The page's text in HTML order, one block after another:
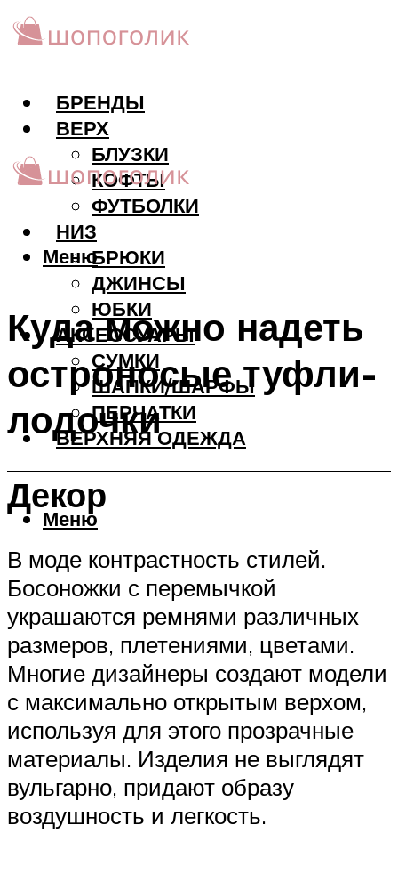
БРЕНДЫ
ВЕРХ
БЛУЗКИ
КОФТЫ
ФУТБОЛКИ
НИЗ
БРЮКИ
ДЖИНСЫ
ЮБКИ
АКCЕССУАРЫ
СУМКИ
ШАПКИ/ШАРФЫ
ПЕРЧАТКИ
ВЕРХНЯЯ ОДЕЖДА
Меню
Меню
Куда можно надеть
остроносые туфли-
лодочки
Декор
В моде контрастность стилей.
Босоножки с перемычкой
украшаются ремнями различных
размеров, плетениями, цветами.
Многие дизайнеры создают модели
с максимально открытым верхом,
используя для этого прозрачные
материалы. Изделия не выглядят
вульгарно, придают образу
воздушность и легкость.